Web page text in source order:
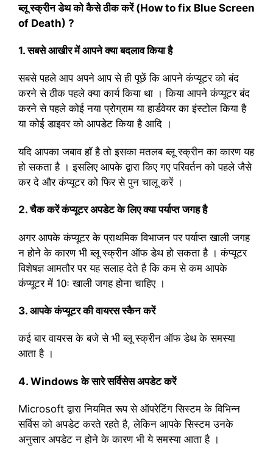
ब्लू स्क्रीन डेथ को कैसे ठीक करें (How to fix Blue Screen
of Death) ?
1. सबसे आखीर में आपने क्या बदलाव किया है
सबसे पहले आप अपने आप से ही पूछें कि आपने कंप्यूटर को बंद
करने से ठीक पहले क्या कार्य किया था । किया आपने कंप्यूटर बंद
करने से पहले कोई नया प्रोग्राम या हार्डवेयर का इंस्टोल किया है
या कोई डाइवर को आपडेट किया है आदि ।
यदि आपका जबाव हॉ है तो इसका मतलब ब्लू स्क्रीन का कारण यह
हो सकता है । इसलिए आपके द्वारा किए गए परिवर्तन को पहले जैसे
कर दे और कंप्यूटर को फिर से पुन चालू करें ।
2. चैक करें कंप्यूटर अपडेट के लिए क्या पर्याप्त जगह है
अगर आपके कंप्यूटर के प्राथमिक विभाजन पर पर्याप्त खाली जगह
न होने के कारण भी ब्लू स्क्रीन ऑफ डेथ हो सकता है । कंप्यूटर
विशेषज्ञ आमतौर पर यह सलाह देते है कि कम से कम आपके
कंप्यूटर में 10ः खाली जगह होना चाहिए ।
3. आपके कंप्यूटर की वायरस स्कैन करें
कई बार वायरस के बजे से भी ब्लू स्क्रीन ऑफ डेथ के समस्या
आता है ।
4. Windows के सारे सर्विसेस अपडेट करें
Microsoft द्वारा नियमित रूप से ऑपरेटिंग सिस्टम के विभिन्न
सर्विस को अपडेट करते रहते है, लेकिन आपके सिस्टम उनके
अनुसार अपडेट न होने के कारण भी ये समस्या आता है ।